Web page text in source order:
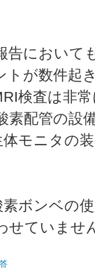
告において
トが数件起
検査は非
素配管の設
モニタの
ボンベの
せていませ